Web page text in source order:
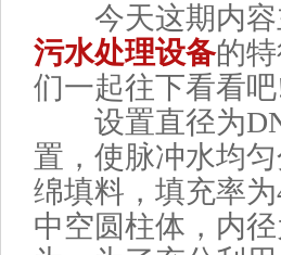
今天这期内容
污水处理设备的
们一起往下看看
设置直径为
置，使脉冲水均
绵填料，填充率
中空圆柱体，内